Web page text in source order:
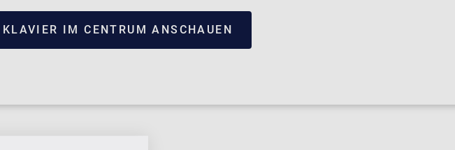
KLAVIER IM CENTRUM ANSCHAUEN